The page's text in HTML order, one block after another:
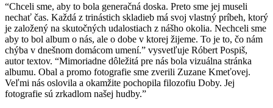
“Chceli sme, aby to bola generačná doska. Preto sme jej museli
nechať čas. Každá z trinástich skladieb má svoj vlastný príbeh, ktorý
je založený na skutočných udalostiach z nášho okolia. Nechceli sme
aby to bol album o nás, ale o dobe v ktorej žijeme. To je to, čo nám
chýba v dnešnom domácom umení.” vysvetľuje Róbert Pospiš,
autor textov. “Mimoriadne dôležitá pre nás bola vizuálna stránka
albumu. Obal a promo fotografie sme zverili Zuzane Kmeťovej.
Veľmi nás oslovila a okamžite pochopila filozofiu Doby. Jej
fotografie sú zrkadlom našej hudby.”